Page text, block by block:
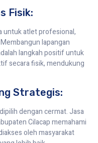
Fisik:
untuk atlet profesional,
lapangan
langkah positif untuk
secara fisik, mendukung
Strategis:
dengan cermat. Jasa
Cilacap memahami
oleh masyarakat